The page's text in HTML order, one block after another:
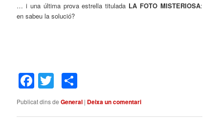
… i una última prova estrella titulada LA FOTO MISTERIOSA:
en sabeu la solució?
Facebook
Twitter
Publicat dins de General | Deixa un comentari